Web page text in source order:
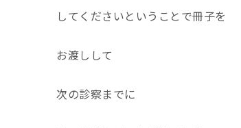
してくださいということで冊子を
お渡しして
次の診察までに